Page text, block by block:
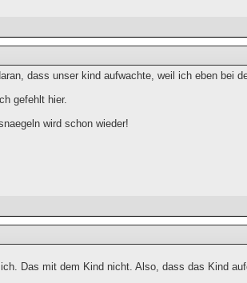
dass unser kind aufwachte, weil ich eben bei
gefehlt hier.
wird schon wieder!
Das mit dem Kind nicht. Also, dass das Kind